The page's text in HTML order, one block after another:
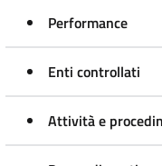
Performance
Enti controllati
Attività e